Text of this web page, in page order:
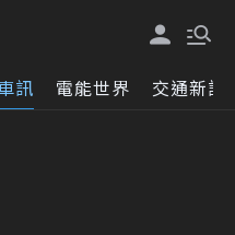
訊 電能世界 交通新訊